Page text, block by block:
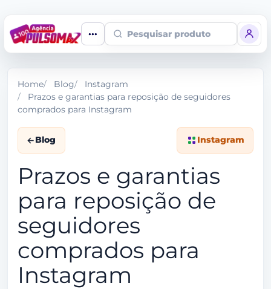
Pesquisar produto
Home Blog
Instagram
Prazos e garantias para reposição de seguidores
comprados para Instagram
Blog Instagram
Prazos e garantias
para reposição de
seguidores
comprados para
Instagram